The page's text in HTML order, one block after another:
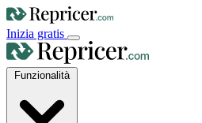
Inizia gratis
Funzionalità